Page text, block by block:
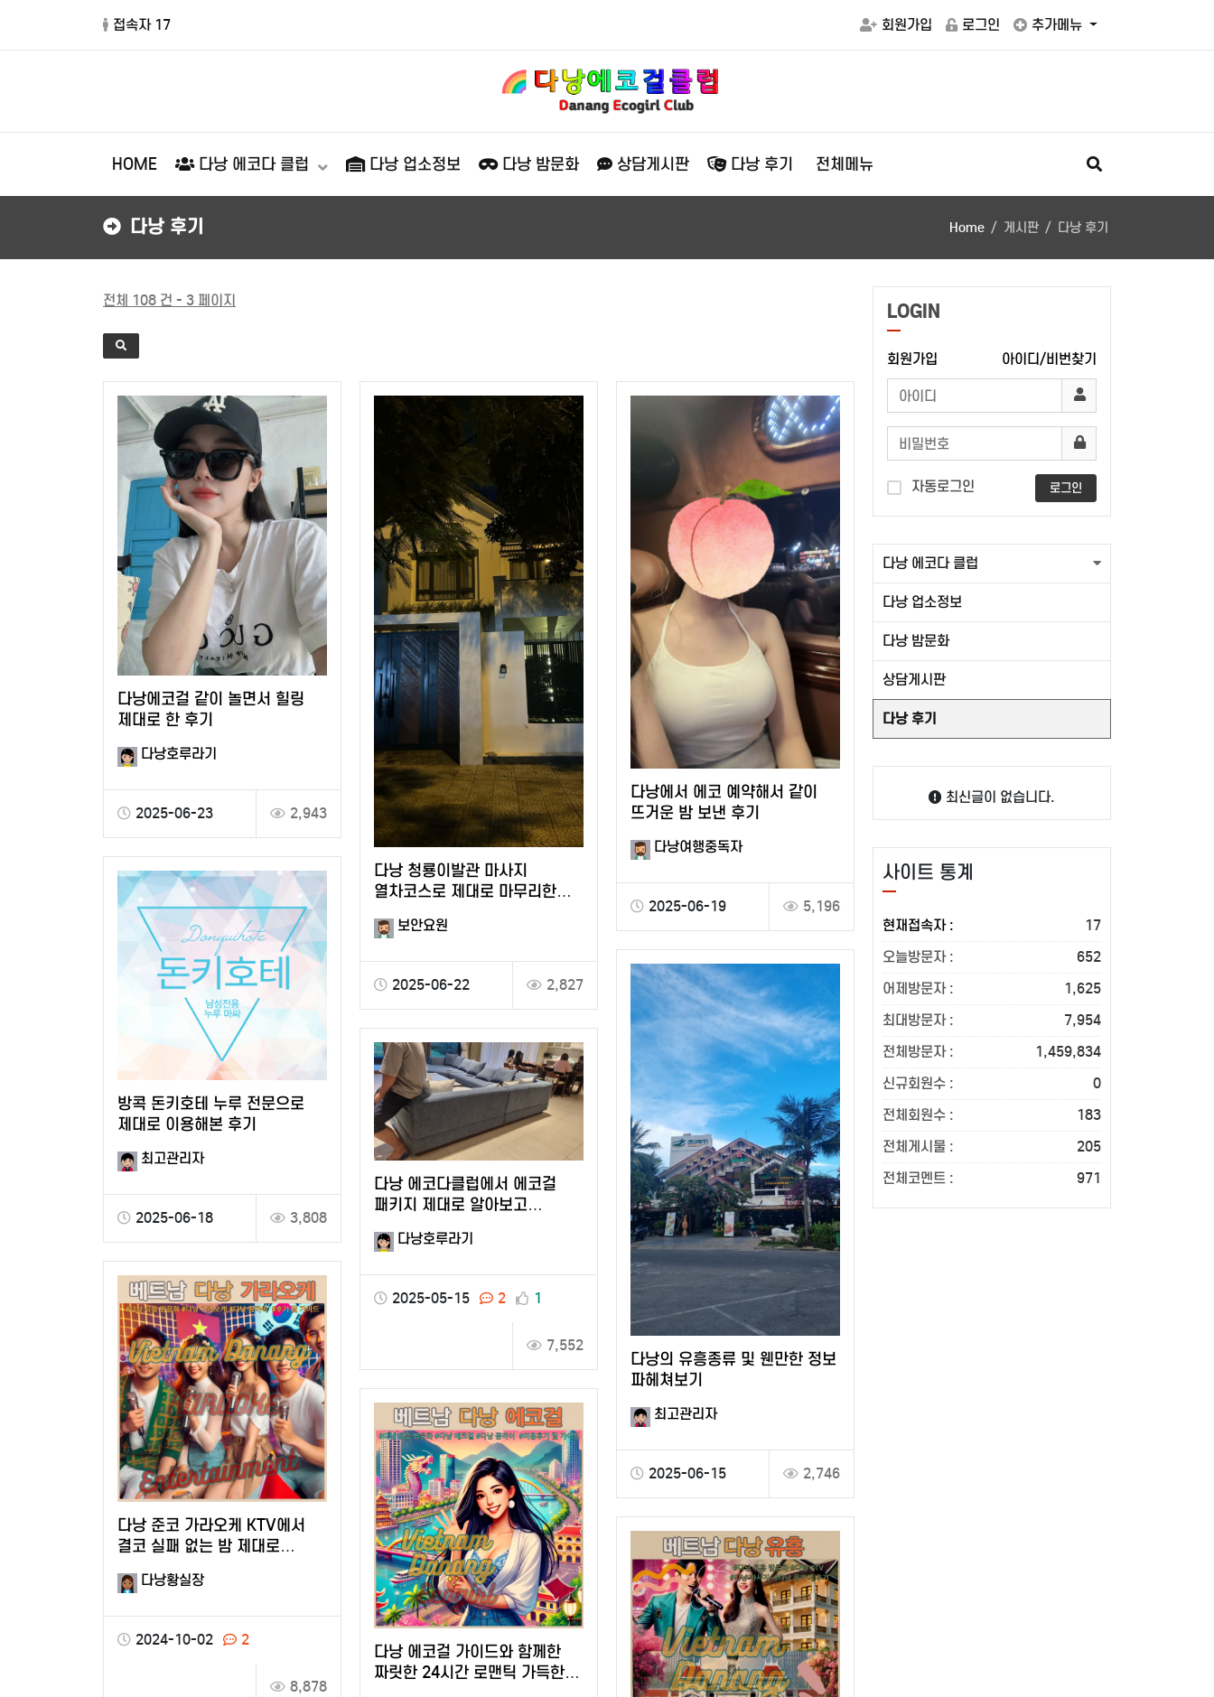
접속자 17 회원가입 로그인 추가메뉴
HOME 다낭 에코다 클럽 다낭 업소정보 다낭 밤문화 상담게시판 다낭 후기 전체메뉴
다낭 후기 Home 게시판 다낭 후기
전체 108 건 - 3 페이지
다낭에코걸 같이 놀면서 힐링
제대로 한 후기
다낭호루라기
2025-06-23 2,943
다낭 청룡이발관 마사지
열차코스로 제대로 마무리한
보안요원
2025-06-22 2,827
다낭에서 에코 예약해서 같이
뜨거운 밤 보낸 후기
다낭여행중독자
2025-06-19 5,196
방콕 돈키호테 누루 전문으로
제대로 이용해본 후기
최고관리자
2025-06-18 3,808
다낭의 유흥종류 및 웬만한 정보
파헤쳐보기
최고관리자
2025-06-15 2,746
다낭 에코다클럽에서 에코걸
패키지 제대로 알아보고
다낭호루라기
2025-05-15 2 1
7,552
다낭 준코 가라오케 KTV에서
결코 실패 없는 밤 제대로
다낭황실장
2024-10-02 2
8,878
다낭 에코걸 가이드와 함께한
짜릿한 24시간 로맨틱 가득한
LOGIN
회원가입 아이디/비번찾기
자동로그인 로그인
다낭 에코다 클럽
다낭 업소정보
다낭 밤문화
상담게시판
다낭 후기
최신글이 없습니다.
사이트 통계
현재접속자 :
17
오늘방문자 :
652
어제방문자 :
1,625
최대방문자 :
7,954
전체방문자 :
1,459,834
신규회원수 :
0
전체회원수 :
183
전체게시물 :
205
전체코멘트 :
971